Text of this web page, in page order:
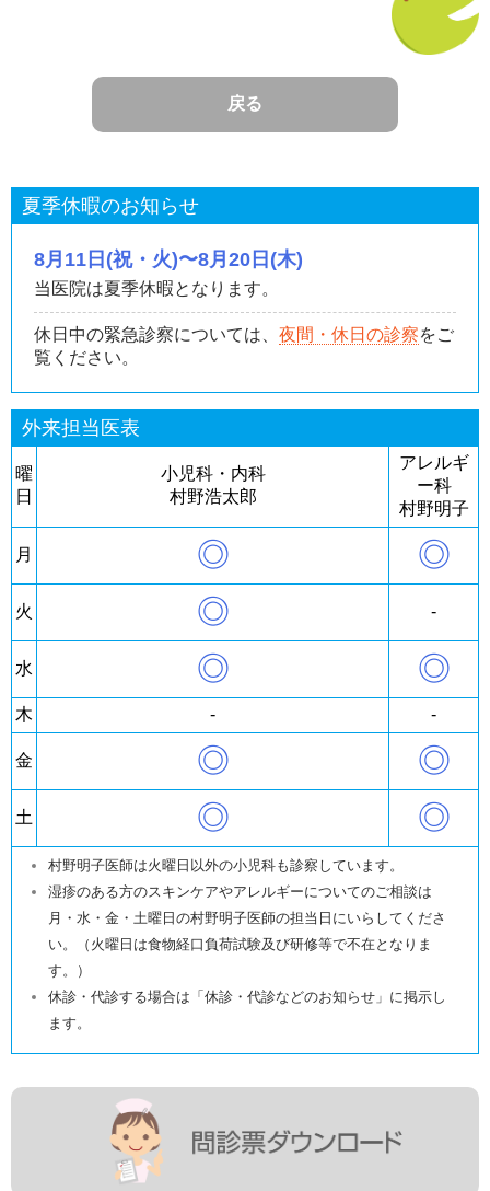
戻る
夏季休暇のお知らせ
8月11日(祝・火)〜8月20日(木)
当医院は夏季休暇となります。
休日中の緊急診察については、 夜間・休日の診察をご
覧ください。
外来担当医表
曜
日
小児科・内科
村野浩太郎
アレルギ
ー科
村野明子
月 ◎ ◎
火 ◎ -
水 ◎ ◎
木 - -
金 ◎ ◎
土 ◎ ◎
村野明子医師は火曜日以外の小児科も診察しています。
湿疹のある方のスキンケアやアレルギーについてのご相談は
月・水・金・土曜日の村野明子医師の担当日にいらしてくださ
い。（火曜日は食物経口負荷試験及び研修等で不在となりま
す。）
休診・代診する場合は「休診・代診などのお知らせ」に掲示し
ます。